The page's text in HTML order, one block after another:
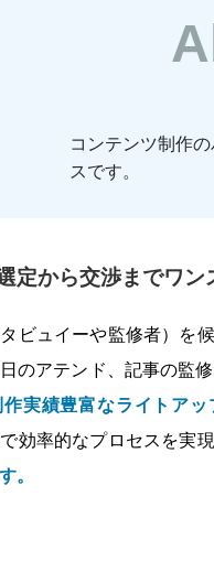
コンテンツ制作
スです。
定から交渉までワン
ビュイーや監修者）を
のアテンド、記事の監修
作実績豊富なライトア
効率的なプロセスを実現
。